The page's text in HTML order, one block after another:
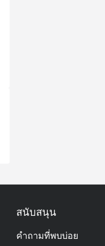
สนับสนุน
คำถามที่พบบ่อย